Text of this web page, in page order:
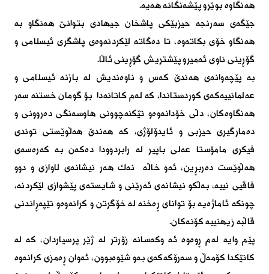
هەنگاوە بوێرو پێشەنگانە هەیە.
جێگەی سەرنجە حیزبێكی پاشخان جیهادی بتوانێ هەنگاو بە
هەنگاو خۆی بكاتەوە، تا دەگاتە لێكردنەوەی پاشگری ئیسلامی و
گۆڕینی ناوی ئەمیرو پێشتریش گۆڕینی ئاڵا.
بە پێچەوانەی هەندێ كەس و ناوەندیش لە بازنە ئیسلامی و
عەلمانییەكەی كوردستاندا، كە لەم كاتانەدا بۆ گومان خستنە سەر
هەنگاوەكان، دڵی خۆدانەوەو تێكنەچوونی هاوسەنگی دەروونی و
دەمارگیری حیزبی و ئایدۆلۆژی، كە هەندێ هەڵوێستی توندی
فیكری مامۆستا عەلی باپیر لە رابردوودا دەكەن بە كەرەسەی
هەڵوێست دەربڕین، ئەو خاڵە نەك هەر نیشانەی لاوازی و دوو
فاقیی نییە، بەڵكو نیشانەی ئەرێنی و شایستەی پێشوازی لێكردنە،
چونكە ئاماژەیە بۆ توانای ڕەخنە لە خۆگرتن و كرانەوەو تێپەڕاندنی
قاڵبە زیهنییە كۆنەكان.
پێم وایە لەم ڕوەوە ئە وكەسانە زۆرتر لە ژێر پرسیاردان، كە لە
كاتێكدا كۆمەڵ و سەرۆكەكەی بەو شێوەبوون، ئەوان ڕەمزی كرانەوە